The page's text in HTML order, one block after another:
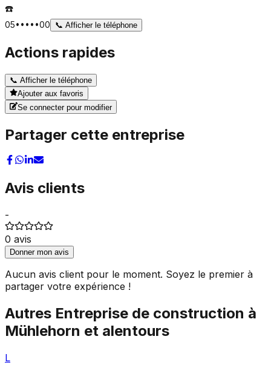
☎️
05•••••00 📞 Afficher le téléphone
Actions rapides
📞 Afficher le téléphone
Ajouter aux favoris
Se connecter pour modifier
Partager cette entreprise
Avis clients
-
0 avis
Donner mon avis
Aucun avis client pour le moment. Soyez le premier à
partager votre expérience !
Autres Entreprise de construction à
Mühlehorn et alentours
L